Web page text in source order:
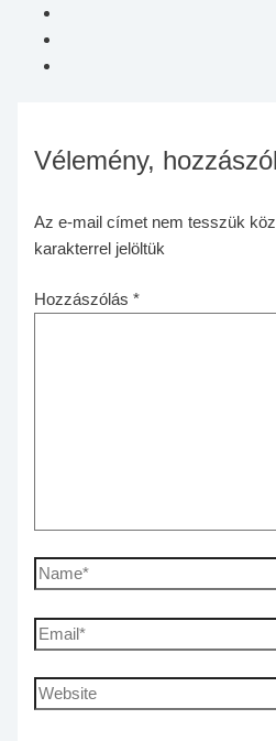
Vélemény,
Az e-mail címet nem tesszük
karakterrel jelöltük
Hozzászólás *